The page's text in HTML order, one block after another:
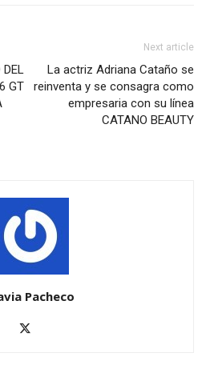
DEL
GT
Next article
La actriz Adriana Cataño se
reinventa y se consagra como
empresaria con su línea
CATANO BEAUTY
Pacheco